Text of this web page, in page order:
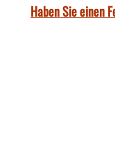
Haben Sie einen